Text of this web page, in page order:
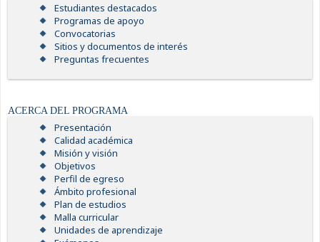
Estudiantes destacados
Programas de apoyo
Convocatorias
Sitios y documentos de interés
Preguntas frecuentes
ACERCA DEL PROGRAMA
Presentación
Calidad académica
Misión y visión
Objetivos
Perfil de egreso
Ámbito profesional
Plan de estudios
Malla curricular
Unidades de aprendizaje